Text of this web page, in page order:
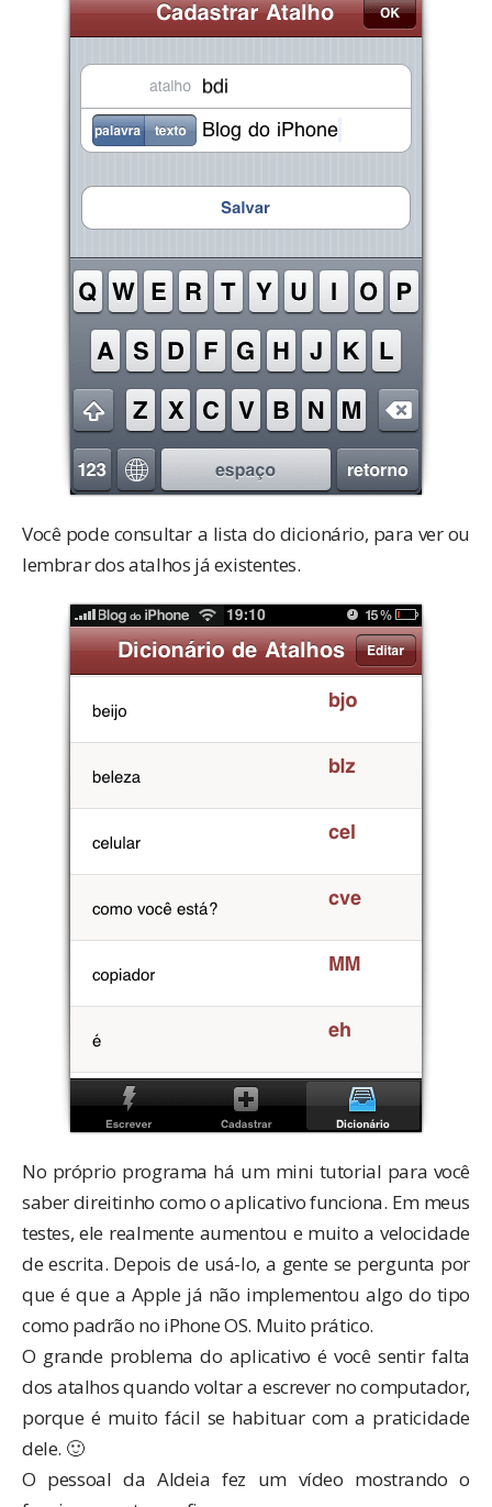
Você pode consultar a lista do dicionário, para ver ou
lembrar dos atalhos já existentes.
No próprio programa há um mini tutorial para você
saber direitinho como o aplicativo funciona. Em meus
testes, ele realmente aumentou e muito a velocidade
de escrita. Depois de usá-lo, a gente se pergunta por
que é que a Apple já não implementou algo do tipo
como padrão no iPhone OS. Muito prático.
O grande problema do aplicativo é você sentir falta
dos atalhos quando voltar a escrever no computador,
porque é muito fácil se habituar com a praticidade
dele. 🙂
O pessoal da Aldeia fez um vídeo mostrando o